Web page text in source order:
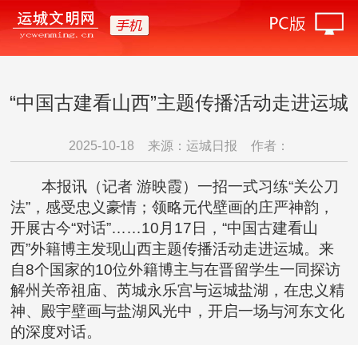
“中国古建看山西”主题传播活动走进运城
2025-10-18 来源：运城日报 作者：
本报讯（记者 游映霞）一招一式习练“关公刀
法”，感受忠义豪情；领略元代壁画的庄严神韵，
开展古今“对话”……10月17日，“中国古建看山
西”外籍博主发现山西主题传播活动走进运城。来
自8个国家的10位外籍博主与在晋留学生一同探访
解州关帝祖庙、芮城永乐宫与运城盐湖，在忠义精
神、殿宇壁画与盐湖风光中，开启一场与河东文化
的深度对话。